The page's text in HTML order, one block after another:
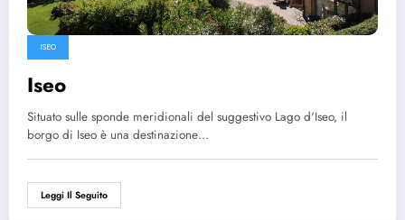
ISEO
Iseo
Situato sulle sponde meridionali del suggestivo Lago d'Iseo, il
borgo di Iseo è una destinazione…
Leggi Il Seguito